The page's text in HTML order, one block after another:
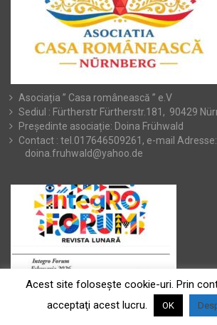
Asociația ” Casa românească ” e.V
Sediul : Fürtherstr Fürtherstr.181, 90429
Președinte asociație: Doina Frühwald
Contact : tel.017646509261, e-mail Adresse:
doina.fruhwald@yahoo.de
Acest site foloseşte cookie-uri. Prin
acceptaţi acest lucru.
OK